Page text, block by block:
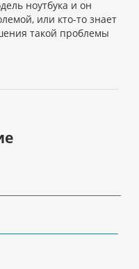
ноутбука и он
или кто-то знает
такой проблемы